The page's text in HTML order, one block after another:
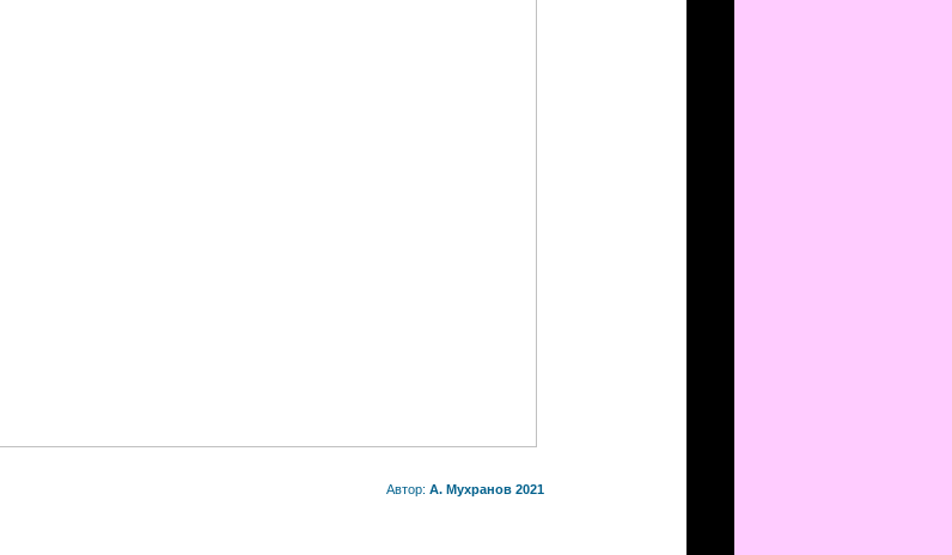
Автор: А. Мухранов 2021